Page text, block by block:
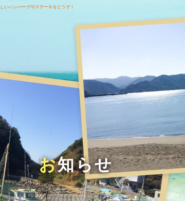
いハンバーグやステーキをどうぞ！
お知らせ